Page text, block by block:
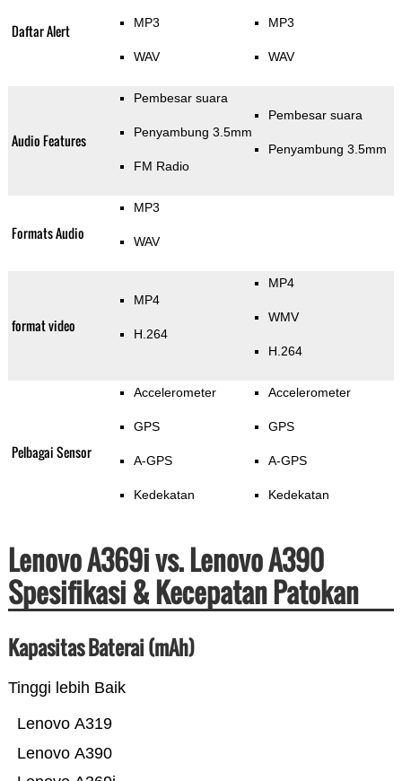
Daftar Alert MP3
WAV
MP3
WAV
Audio Features
Pembesar suara
Penyambung 3.5mm
FM Radio
Pembesar suara
Penyambung 3.5mm
Formats Audio
MP3
WAV
format video
MP4
H.264
MP4
WMV
H.264
Pelbagai Sensor
Accelerometer
GPS
A-GPS
Kedekatan
Accelerometer
GPS
A-GPS
Kedekatan
Lenovo A369i vs. Lenovo A390
Spesifikasi & Kecepatan Patokan
Kapasitas Baterai (mAh)
Tinggi lebih Baik
Lenovo A390
Lenovo A319